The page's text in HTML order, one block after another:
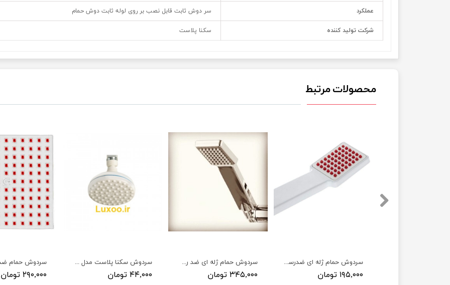
عملکرد سر دوش ثابت قابل نصب بر روی لوله ثابت دوش حمام
شرکت تولید کننده سکنا پلاست
محصولات مرتبط
۲۹۰,۰۰۰ تومان
سردوش سکنا پلاست مدل آبشار
۴۴,۰۰۰ تومان
سردوش حمام ژله ای ضد رسوب
۳۴۵,۰۰۰ تومان
سردوش حمام ژله ای ضدرسوب
۱۹۵,۰۰۰ تومان